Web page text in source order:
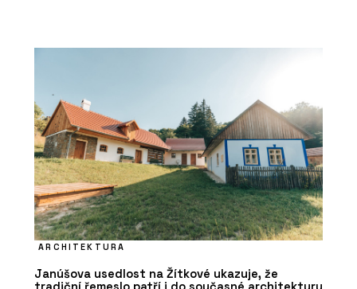
ARCHITEKTURA
Janúšova usedlost na Žítkové ukazuje, že